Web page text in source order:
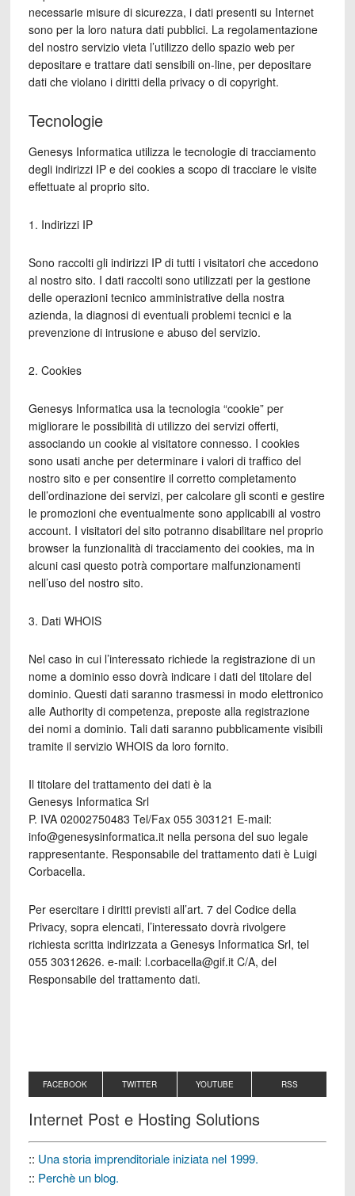
necessarie misure di sicurezza, i dati presenti su Internet
sono per la loro natura dati pubblici. La regolamentazione
del nostro servizio vieta l’utilizzo dello spazio web per
depositare e trattare dati sensibili on-line, per depositare
dati che violano i diritti della privacy o di copyright.
Tecnologie
Genesys Informatica utilizza le tecnologie di tracciamento
degli indirizzi IP e dei cookies a scopo di tracciare le visite
effettuate al proprio sito.
1. Indirizzi IP
Sono raccolti gli indirizzi IP di tutti i visitatori che accedono
al nostro sito. I dati raccolti sono utilizzati per la gestione
delle operazioni tecnico amministrative della nostra
azienda, la diagnosi di eventuali problemi tecnici e la
prevenzione di intrusione e abuso del servizio.
2. Cookies
Genesys Informatica usa la tecnologia “cookie” per
migliorare le possibilità di utilizzo dei servizi offerti,
associando un cookie al visitatore connesso. I cookies
sono usati anche per determinare i valori di traffico del
nostro sito e per consentire il corretto completamento
dell’ordinazione dei servizi, per calcolare gli sconti e gestire
le promozioni che eventualmente sono applicabili al vostro
account. I visitatori del sito potranno disabilitare nel proprio
browser la funzionalità di tracciamento dei cookies, ma in
alcuni casi questo potrà comportare malfunzionamenti
nell’uso del nostro sito.
3. Dati WHOIS
Nel caso in cui l’interessato richiede la registrazione di un
nome a dominio esso dovrà indicare i dati del titolare del
dominio. Questi dati saranno trasmessi in modo elettronico
alle Authority di competenza, preposte alla registrazione
dei nomi a dominio. Tali dati saranno pubblicamente visibili
tramite il servizio WHOIS da loro fornito.
Il titolare del trattamento dei dati è la
Genesys Informatica Srl
P. IVA 02002750483 Tel/Fax 055 303121 E-mail:
info@genesysinformatica.it nella persona del suo legale
rappresentante. Responsabile del trattamento dati è Luigi
Corbacella.
Per esercitare i diritti previsti all’art. 7 del Codice della
Privacy, sopra elencati, l’interessato dovrà rivolgere
richiesta scritta indirizzata a Genesys Informatica Srl, tel
055 30312626. e-mail: l.corbacella@gif.it C/A, del
Responsabile del trattamento dati.
FACEBOOK TWITTER YOUTUBE RSS
Internet Post e Hosting Solutions
:: Una storia imprenditoriale iniziata nel 1999.
:: Perchè un blog.